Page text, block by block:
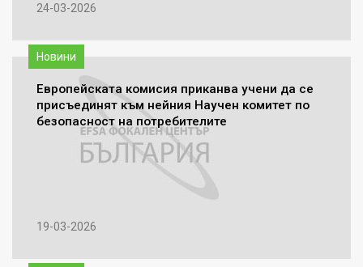
24-03-2026
Новини
Европейската комисия приканва учени да се
присъединят към нейния Научен комитет по
безопасност на потребителите
19-03-2026